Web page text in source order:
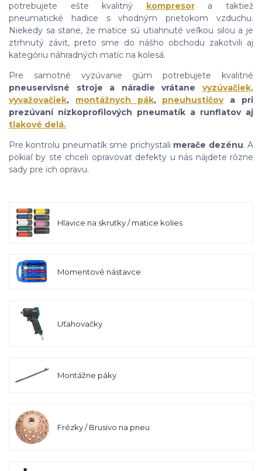
potrebujete ešte kvalitný kompresora taktiež
pneumatické hadice s vhodným prietokom vzduchu.
Niekedy sa stane, že matice sú utiahnuté veľkou silou a je
ztrhnutý závit, preto sme do nášho obchodu zakotvili aj
kategóriu náhradných matíc na kolesá.
Pre samotné vyzúvanie gúm potrebujete kvalitné
pneuservisné stroje a náradie vrátane vyzúvačiek,
vyvažovačiek, montážnych pák, pneuhustičova pri
prezúvaní nízkoprofilových pneumatík a runflatov aj
tlakové delá.
Pre kontrolu pneumatík sme prichystali merače dezénu. A
pokiaľ by ste chceli opravovať defekty u nás nájdete rôzne
sady pre ich opravu.
Hlavice na skrutky / matice kolies
Momentové nástavce
Uťahovačky
Montážne páky
Frézky / Brusivo na pneu